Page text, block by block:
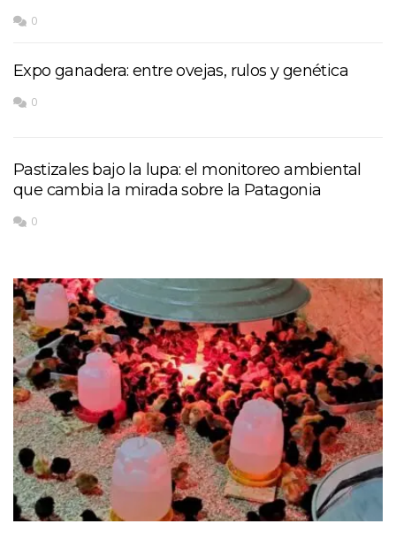
0
Expo ganadera: entre ovejas, rulos y genética
0
Pastizales bajo la lupa: el monitoreo ambiental
que cambia la mirada sobre la Patagonia
0